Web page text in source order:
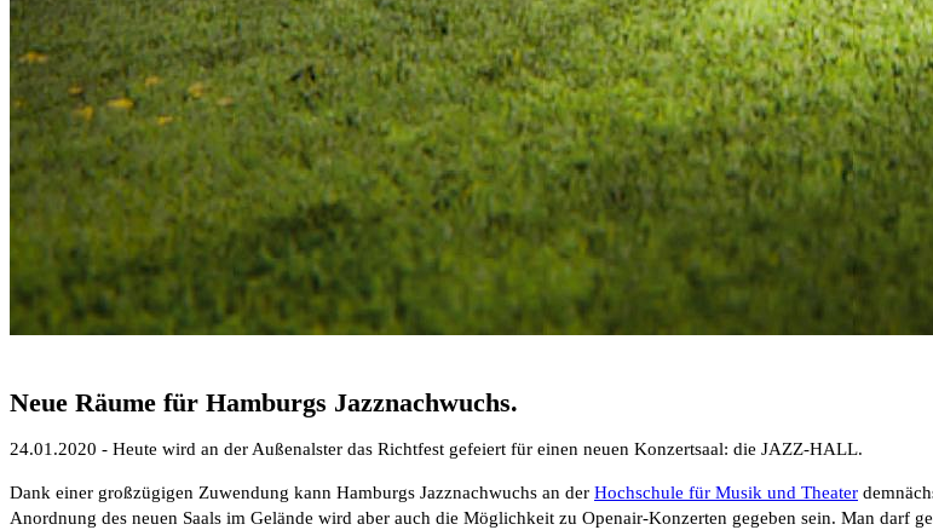
Neue Räume für Hamburgs Jazznachwuchs.
24.01.2020 - Heute wird an der Außenalster das Richtfest gefeiert für einen neuen Konzertsaal: die JAZZ-HALL.
Dank einer großzügigen Zuwendung kann Hamburgs Jazznachwuchs an der Hochschule für Musik und Theater
Anordnung des neuen Saals im Gelände wird aber auch die Möglichkeit zu Openair-Konzerten gegeben sein. Man darf